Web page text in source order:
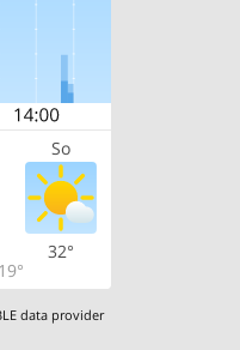
So
19°
32°
data provider